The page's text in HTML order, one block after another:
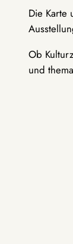
Die Karte
Ob
und